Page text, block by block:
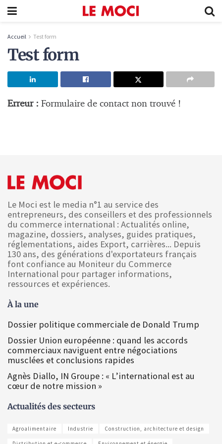
Accueil Test form
Test form
Erreur : Formulaire de contact non trouvé !
Le Moci est le media n°1 au service des
entrepreneurs, des conseillers et des professionnels
du commerce international : Actualités online,
magazine, dossiers, analyses, guides pratiques,
réglementations, aides Export, carrières... Depuis
130 ans, des générations d'exportateurs français
font confiance au Moniteur du Commerce
International pour partager informations,
ressources et expériences.
À la une
Dossier politique commerciale de Donald Trump
Dossier Union européenne : quand les accords
commerciaux naviguent entre négociations
musclées et conclusions rapides
Agnès Diallo, IN Groupe : « L’international est au
cœur de notre mission »
Actualités des secteurs
Agroalimentaire Industrie Construction, architecture et design